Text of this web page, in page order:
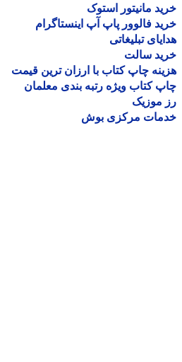
مانیتور استوک
فالوور پاپ آپ اینستاگرام
تبلیغاتی
سالت
چاپ کتاب با ارزان ترین قیمت
کتاب ویژه رتبه بندی معلمان
موزیک
مرکزی بوش